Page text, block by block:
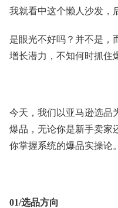
我就看中这个懒人沙发，
是眼光不好吗？并不是，
增长潜力，不知何时抓住
今天，我们以亚马逊选品
爆品，无论你是新手卖家
你掌握系统的爆品实操论。
01/选品方向